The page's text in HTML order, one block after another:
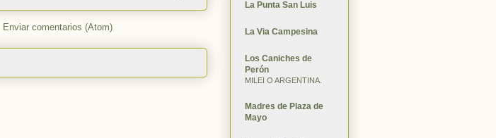
Enviar comentarios (Atom)
La Punta San Luis
La Via Campesina
Los Caniches de
Perón
MILEI O ARGENTINA.
Madres de Plaza de
Mayo